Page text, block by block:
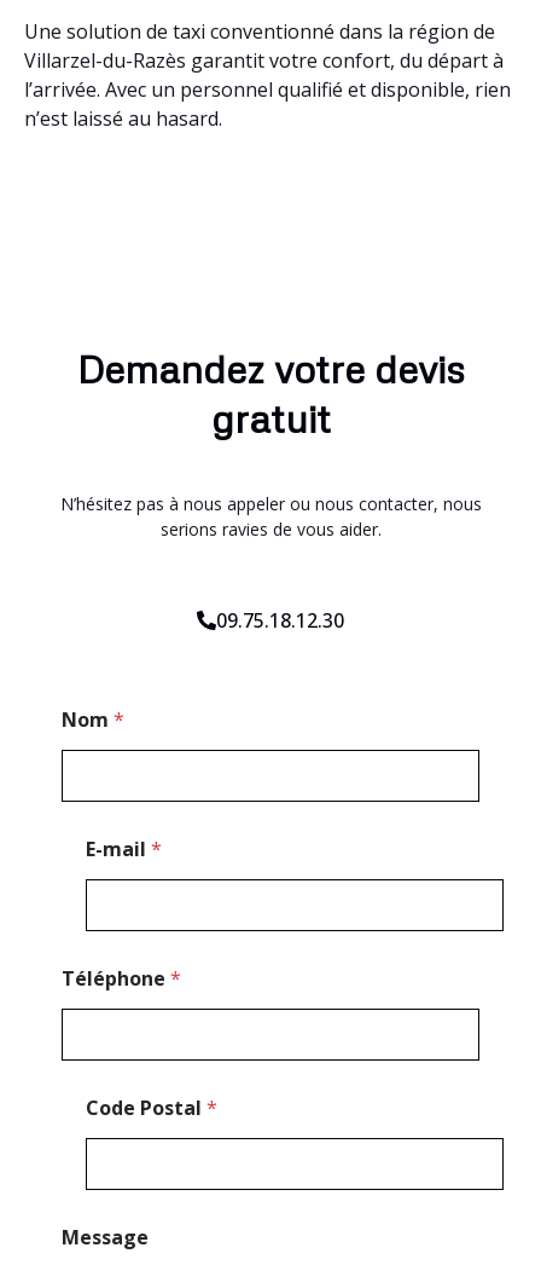
Une solution de taxi conventionné dans la région de
Villarzel-du-Razès garantit votre confort, du départ à
l’arrivée. Avec un personnel qualifié et disponible, rien
n’est laissé au hasard.
Demandez votre devis
gratuit
N’hésitez pas à nous appeler ou nous contacter, nous
serions ravies de vous aider.
09.75.18.12.30
Nom *
E-mail *
Téléphone *
Code Postal *
Message